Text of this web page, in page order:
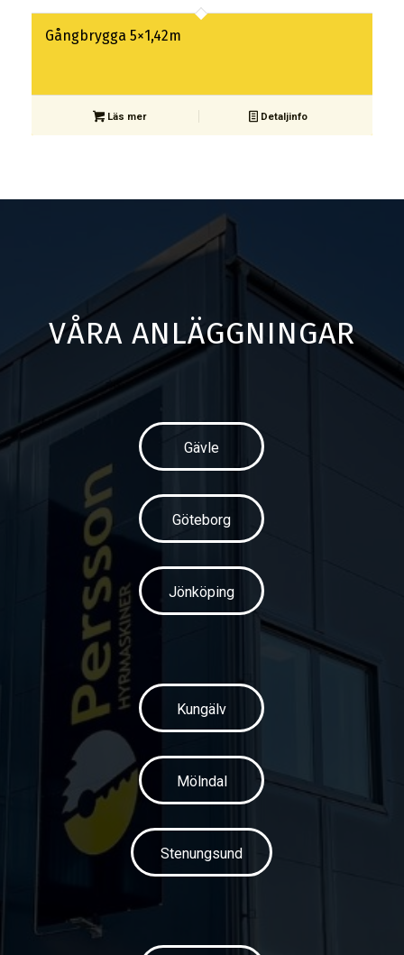
Gångbrygga 5×1,42m
Läs mer Detaljinfo
VÅRA ANLÄGGNINGAR
Gävle
Göteborg
Jönköping
Kungälv
Mölndal
Stenungsund